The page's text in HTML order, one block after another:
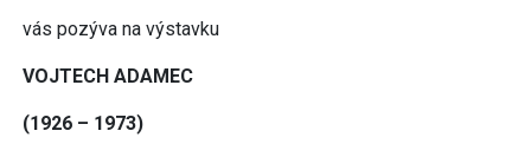
vás pozýva na výstavku
VOJTECH ADAMEC
(1926 – 1973)